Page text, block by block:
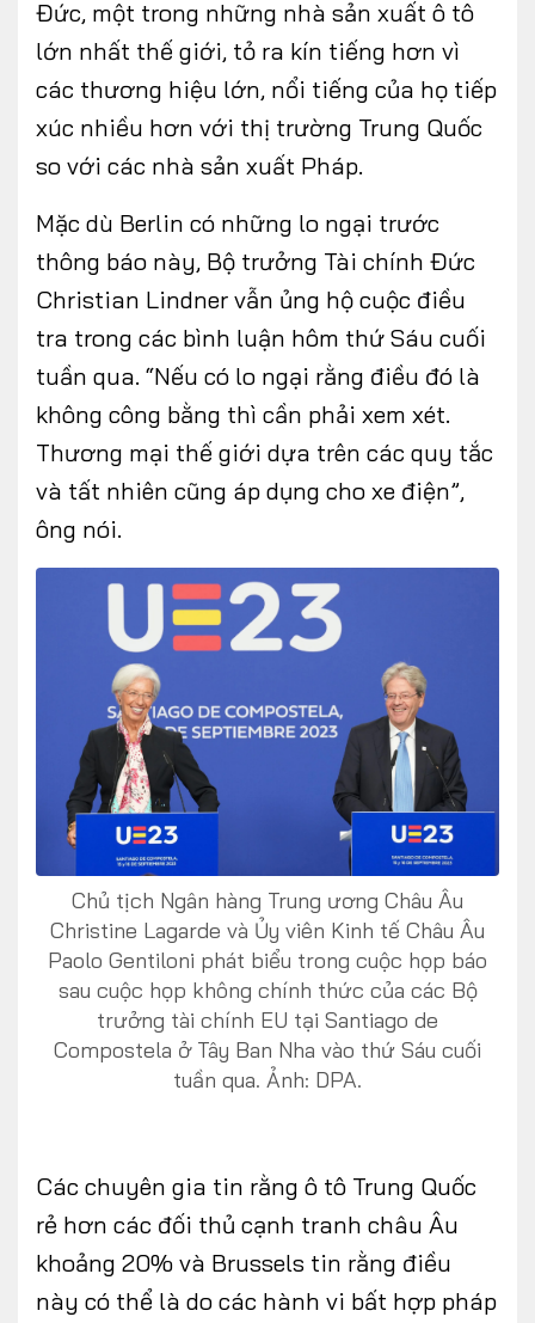
Đức, một trong những nhà sản xuất ô tô
lớn nhất thế giới, tỏ ra kín tiếng hơn vì
các thương hiệu lớn, nổi tiếng của họ tiếp
xúc nhiều hơn với thị trường Trung Quốc
so với các nhà sản xuất Pháp.
Mặc dù Berlin có những lo ngại trước
thông báo này, Bộ trưởng Tài chính Đức
Christian Lindner vẫn ủng hộ cuộc điều
tra trong các bình luận hôm thứ Sáu cuối
tuần qua. “Nếu có lo ngại rằng điều đó là
không công bằng thì cần phải xem xét.
Thương mại thế giới dựa trên các quy tắc
và tất nhiên cũng áp dụng cho xe điện”,
ông nói.
Chủ tịch Ngân hàng Trung ương Châu Âu
Christine Lagarde và Ủy viên Kinh tế Châu Âu
Paolo Gentiloni phát biểu trong cuộc họp báo
sau cuộc họp không chính thức của các Bộ
trưởng tài chính EU tại Santiago de
Compostela ở Tây Ban Nha vào thứ Sáu cuối
tuần qua. Ảnh: DPA.
Các chuyên gia tin rằng ô tô Trung Quốc
rẻ hơn các đối thủ cạnh tranh châu Âu
khoảng 20% và Brussels tin rằng điều
này có thể là do các hành vi bất hợp pháp